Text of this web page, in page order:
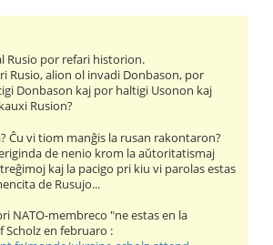
Rusio por refari historion.
Rusio, alion ol invadi Donbason, por
Donbason kaj por haltigi Usonon kaj
Rusion?
Ĉu vi tiom manĝis la rusan rakontaron?
de nenio krom la aŭtoritatismaj
kaj la pacigo pri kiu vi parolas estas
de Rusujo...
NATO-membreco "ne estas en la
Scholz en februaro :